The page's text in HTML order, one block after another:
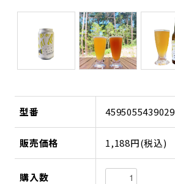
型番 4595055439029
販売価格 1,188円(税込)
購入数